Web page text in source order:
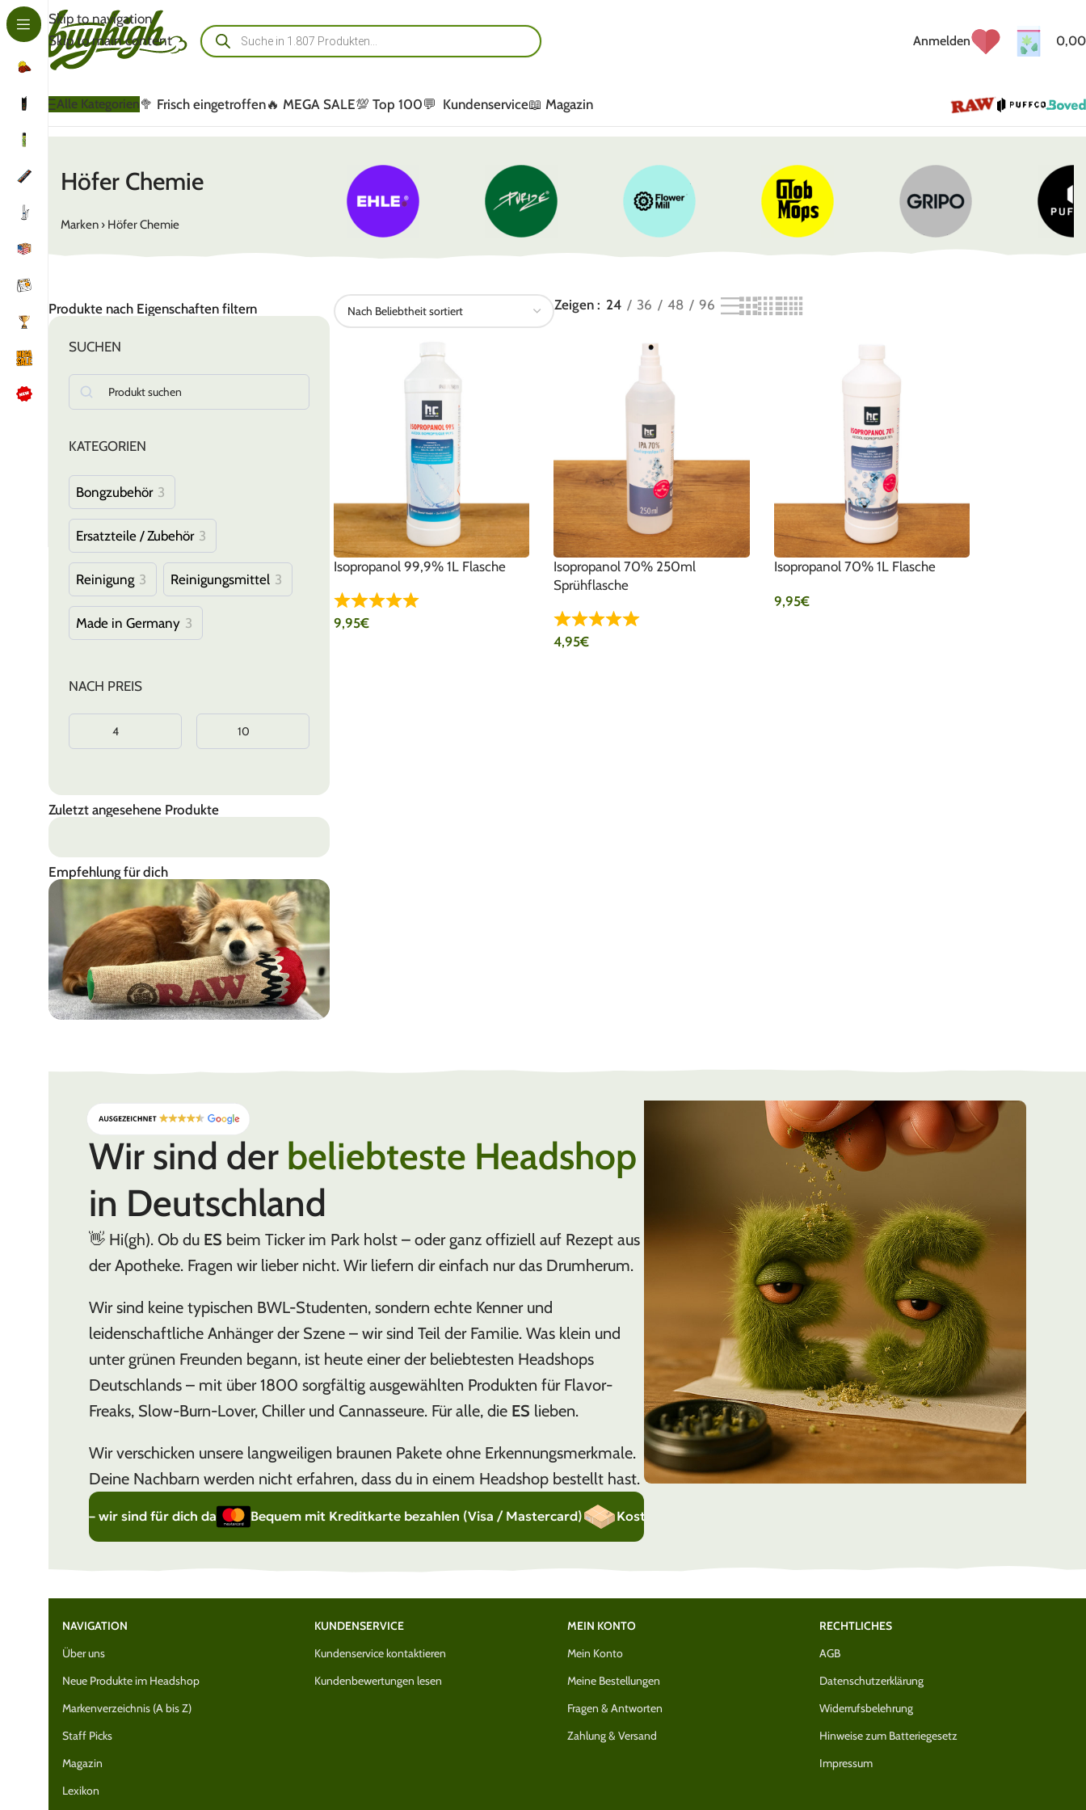
Skip to navigation
Skip to main content
NÜTZLICHES
Schreib uns auf WhatsApp
Kundenservice kontaktieren
🍪 Cookie-Einstellungen ändern
Anmelden 0,00
Alle Kategorien🥦 Frisch eingetroffen🔥 MEGA SALE💯 Top 100💬 Kundenservice📖 Magazin
Höfer Chemie
Marken › Höfer Chemie
Produkte nach Eigenschaften filtern
SUCHEN
KATEGORIEN
Bongzubehör 3
Ersatzteile / Zubehör 3
Reinigung 3 Reinigungsmittel 3
Made in Germany 3
NACH PREIS
Zuletzt angesehene Produkte
Empfehlung für dich
Zeigen 24 36 48 96
Isopropanol 99,9% 1L Flasche
9,95€
Isopropanol 70% 250ml
Sprühflasche
4,95€
Isopropanol 70% 1L Flasche
9,95€
Wir sind der beliebteste Headshop
in Deutschland
👋 Hi(gh). Ob du ES beim Ticker im Park holst – oder ganz offiziell auf Rezept aus
der Apotheke. Fragen wir lieber nicht. Wir liefern dir einfach nur das Drumherum.
Wir sind keine typischen BWL-Studenten, sondern echte Kenner und
leidenschaftliche Anhänger der Szene – wir sind Teil der Familie. Was klein und
unter grünen Freunden begann, ist heute einer der beliebtesten Headshops
Deutschlands – mit über 1800 sorgfältig ausgewählten Produkten für Flavor-
Freaks, Slow-Burn-Lover, Chiller und Cannasseure. Für alle, die ES lieben.
Wir verschicken unsere langweiligen braunen Pakete ohne Erkennungsmerkmale.
Deine Nachbarn werden nicht erfahren, dass du in einem Headshop bestellt hast.
– wir sind für dich da Bequem mit Kreditkarte bezahlen (Visa / Mastercard) Kostenloser Versand nach DE ab nur 39€
NAVIGATION
Über uns
Neue Produkte im Headshop
Markenverzeichnis (A bis Z)
Staff Picks
Magazin
Lexikon
KUNDENSERVICE
Kundenservice kontaktieren
Kundenbewertungen lesen
MEIN KONTO
Mein Konto
Meine Bestellungen
Fragen & Antworten
Zahlung & Versand
RECHTLICHES
AGB
Datenschutzerklärung
Widerrufsbelehrung
Hinweise zum Batteriegesetz
Impressum